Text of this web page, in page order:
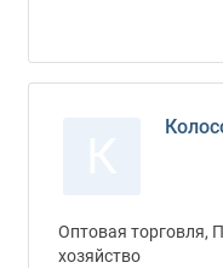
Оптовая торговля,
хозяйство